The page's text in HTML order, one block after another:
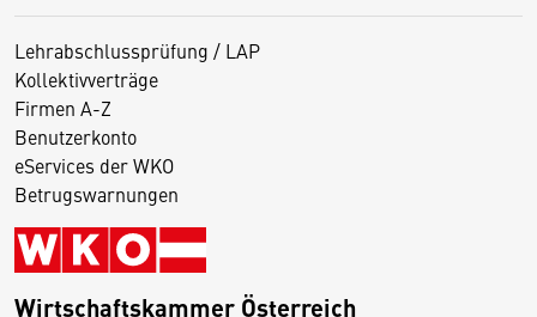
Lehrabschlussprüfung / LAP
Kollektivverträge
Firmen A-Z
Benutzerkonto
eServices der WKO
Betrugswarnungen
Wirtschaftskammer Österreich